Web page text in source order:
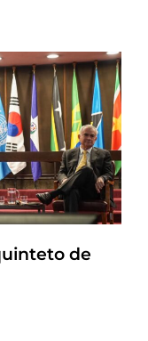
de